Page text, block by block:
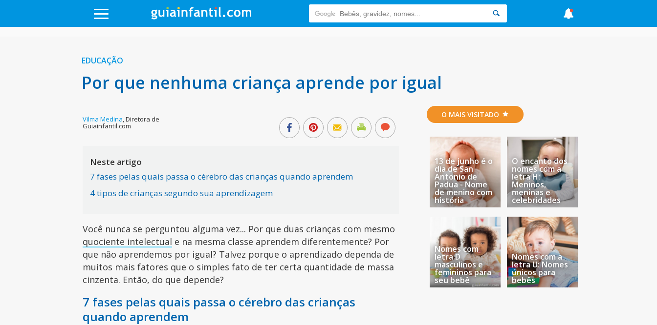
EDUCAÇÃO
Por que nenhuma criança aprende por igual
Vilma Medina,Diretora de
Guiainfantil.com
Neste artigo
7 fases pelas quais passa o cérebro das crianças quando aprendem
4 tipos de crianças segundo sua aprendizagem
Você nunca se perguntou alguma vez... Por que duas crianças com mesmo
quociente intelectual e na mesma classe aprendem diferentemente? Por
que não aprendemos por igual? Talvez porque o aprendizado dependa de
muitos mais fatores que o simples fato de ter certa quantidade de massa
cinzenta. Então, do que depende?
7 fases pelas quais passa o cérebro das crianças
quando aprendem
O MAIS VISITADO
13 de junho é o
dia de San
Antonio de
Padua - Nome
de menino com
história
O encanto dos
nomes com a
letra H:
Meninos,
meninas e
celebridades
Nomes com
letra D
masculinos e
femininos para
seu bebê
Nomes com a
letra U: Nomes
únicos para
bebês